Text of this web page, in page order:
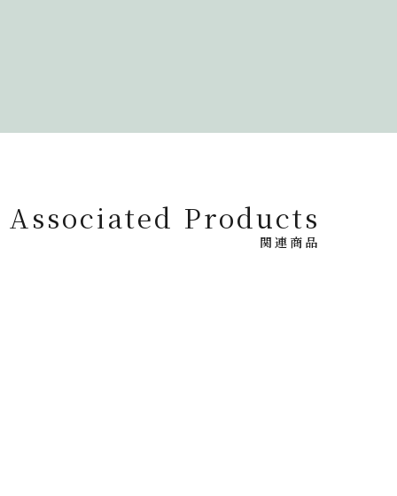
Associated Products
関連商品